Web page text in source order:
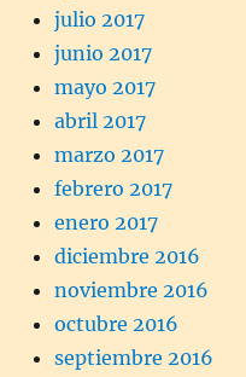
julio 2017
junio 2017
mayo 2017
abril 2017
marzo 2017
febrero 2017
enero 2017
diciembre 2016
noviembre 2016
octubre 2016
septiembre 2016